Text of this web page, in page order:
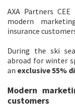
AXA Partners
modern
insurance
During the ski
abroad for winter
an exclusive 55%
Modern
customers